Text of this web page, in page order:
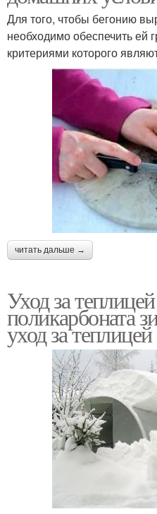
Для того, чтобы бегонию
необходимо обеспечить ей
критериями которого
читать дальше →
Уход за
поликарбоната
уход за теплицей